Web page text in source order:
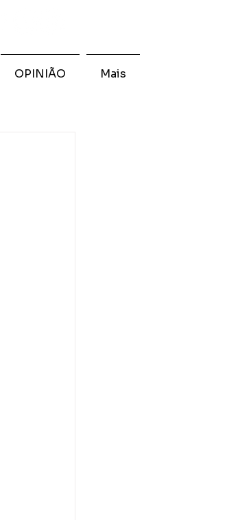
OPINIÃO Mais